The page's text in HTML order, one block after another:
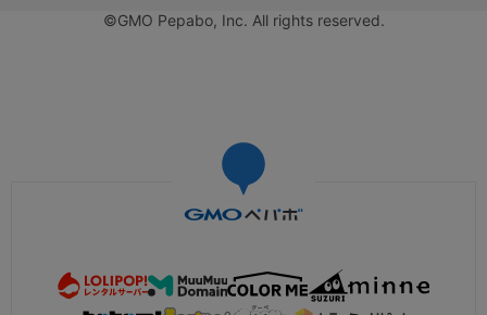
©GMO Pepabo, Inc. All rights reserved.